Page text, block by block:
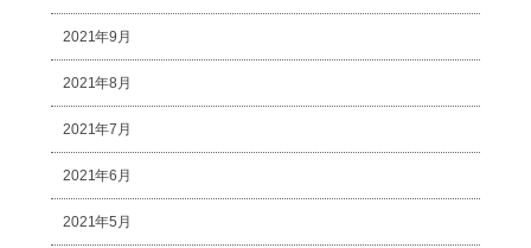
2021年9月
2021年8月
2021年7月
2021年6月
2021年5月